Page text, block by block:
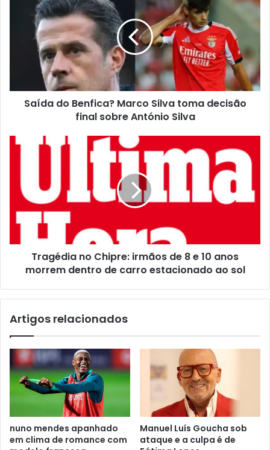
Saída do Benfica? Marco Silva toma decisão
final sobre António Silva
Tragédia no Chipre: irmãos de 8 e 10 anos
morrem dentro de carro estacionado ao sol
Artigos relacionados
nuno mendes apanhado
em clima de romance com
Manuel Luís Goucha sob
ataque e a culpa é de